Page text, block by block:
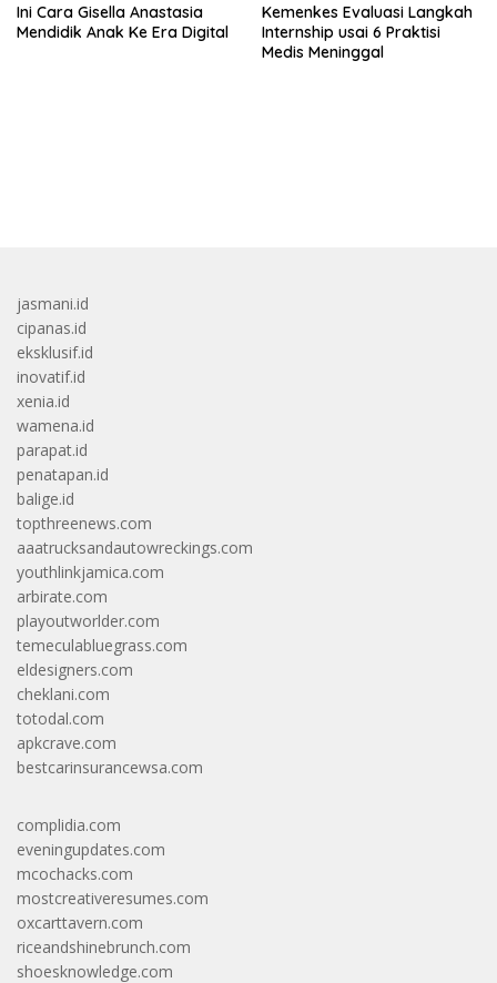
Ini Cara Gisella Anastasia
Mendidik Anak Ke Era Digital
Kemenkes Evaluasi Langkah
Internship usai 6 Praktisi
Medis Meninggal
jasmani.id
cipanas.id
eksklusif.id
inovatif.id
xenia.id
wamena.id
parapat.id
penatapan.id
balige.id
topthreenews.com
aaatrucksandautowreckings.com
youthlinkjamica.com
arbirate.com
playoutworlder.com
temeculabluegrass.com
eldesigners.com
cheklani.com
totodal.com
apkcrave.com
bestcarinsurancewsa.com
complidia.com
eveningupdates.com
mcochacks.com
mostcreativeresumes.com
oxcarttavern.com
riceandshinebrunch.com
shoesknowledge.com